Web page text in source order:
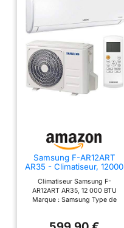
Samsung F-AR12ART
AR35 - Climatiseur, 12000
Climatiseur Samsung F-
AR12ART AR35, 12 000 BTU
Marque : Samsung Type de